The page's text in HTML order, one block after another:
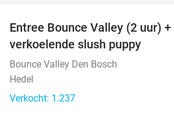
Entree Bounce Valley (2 uur)
verkoelende slush puppy
Bounce Valley Den Bosch
Hedel
Verkocht: 1.237